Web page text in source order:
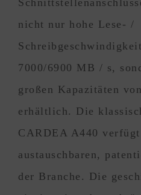
nicht nur hohe Lese- /
7000/6900 MB / s,
großen Kapazitäten
erhältlich. Die
CARDEA A440
austauschbaren,
der Branche. Die